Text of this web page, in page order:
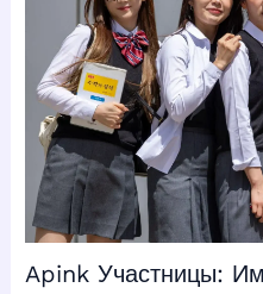
Apink Участницы: